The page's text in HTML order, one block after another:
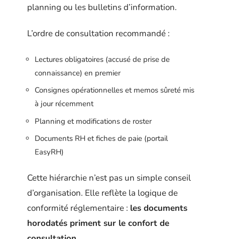
planning ou les bulletins d’information.
L’ordre de consultation recommandé :
Lectures obligatoires (accusé de prise de
connaissance) en premier
Consignes opérationnelles et memos sûreté mis
à jour récemment
Planning et modifications de roster
Documents RH et fiches de paie (portail
EasyRH)
Cette hiérarchie n’est pas un simple conseil
d’organisation. Elle reflète la logique de
conformité réglementaire : les documents
horodatés priment sur le confort de